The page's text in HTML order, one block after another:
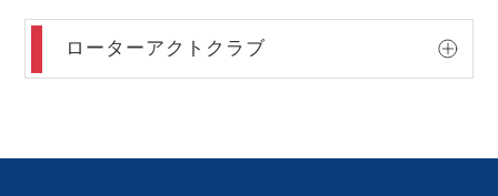
ローターアクトクラブ